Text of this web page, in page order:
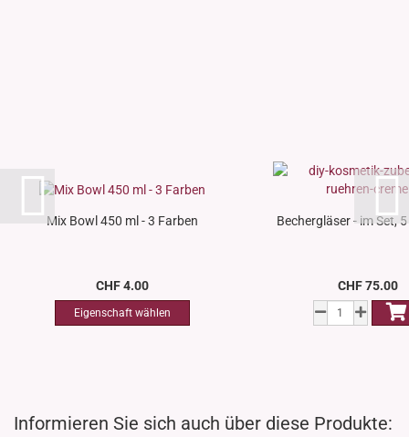
Mix Bowl 450 ml - 3 Farben
CHF 4.00
Bechergläser - im Set,
CHF 75.00
Informieren Sie sich auch über diese Produkte: